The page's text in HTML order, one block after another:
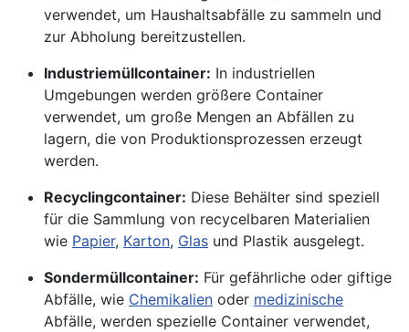
verwendet, um Haushaltsabfälle zu sammeln und
zur Abholung bereitzustellen.
Industriemüllcontainer: In industriellen
Umgebungen werden größere Container
verwendet, um große Mengen an Abfällen zu
lagern, die von Produktionsprozessen erzeugt
werden.
Recyclingcontainer: Diese Behälter sind speziell
für die Sammlung von recycelbaren Materialien
wie Papier, Karton, Glas und Plastik ausgelegt.
Sondermüllcontainer: Für gefährliche oder giftige
Abfälle, wie Chemikalien oder medizinische
Abfälle, werden spezielle Container verwendet,